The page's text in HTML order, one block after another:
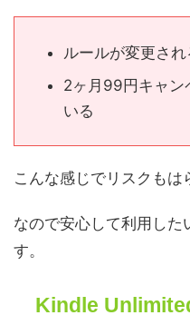
ルールが変更さ
2ヶ月99円キャン
いる
こんな感じでリスクもは
なので安心して利用し
す。
Kindle